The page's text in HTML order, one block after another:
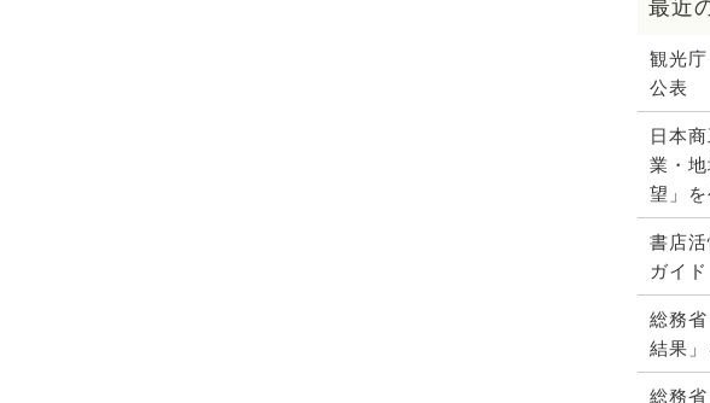
観光
公表
日本
業・
望」
書店
ガイド
総務
結果
総務